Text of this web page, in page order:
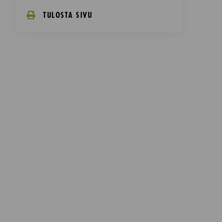
TULOSTA SIVU